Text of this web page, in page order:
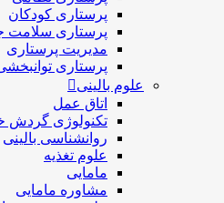
پرستاری کودکان
پرستاری سلامت
مدیریت پرستاری
پرستاری
علوم بالینی
اتاق عمل
تکنولوژی گردش
روانشناسی بالینی
علوم تغذیه
مامایی
مشاوره مامایی